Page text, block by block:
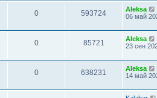
0 593724
Aleksa
06 май
0 85721
Aleksa
23 сен
0 638231
Aleksa
14 май